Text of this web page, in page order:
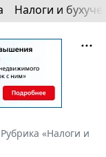
Налоги и
«Налоги и